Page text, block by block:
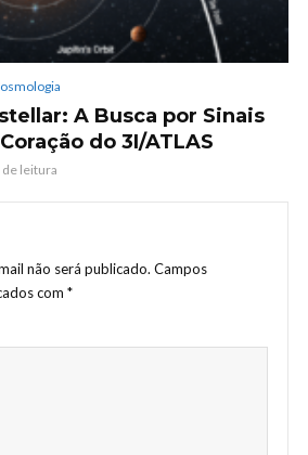
A Busca por Sinais
do 3I/ATLAS
leitura
não será publicado. Campos
com *